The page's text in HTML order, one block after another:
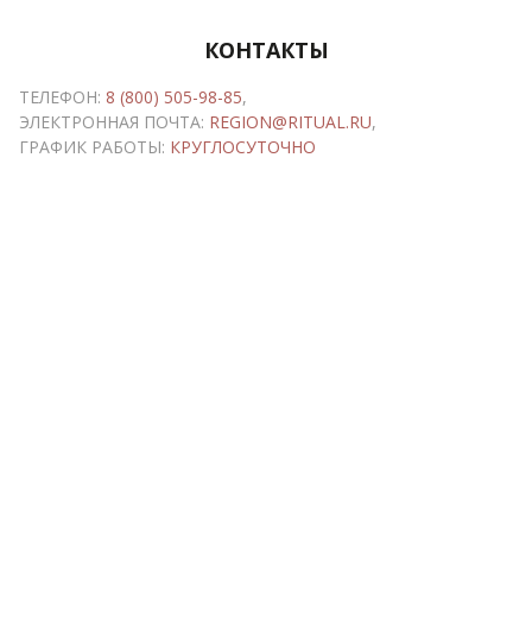
КОНТАКТЫ
ТЕЛЕФОН: 8 (800) 505-98-85,
ЭЛЕКТРОННАЯ ПОЧТА: REGION@RITUAL.RU,
ГРАФИК РАБОТЫ: КРУГЛОСУТОЧНО